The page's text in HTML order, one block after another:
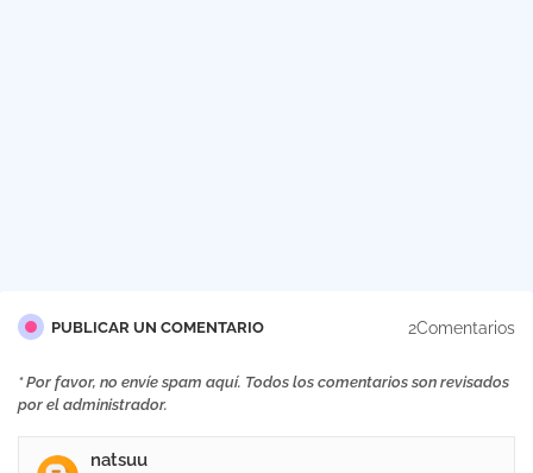
PUBLICAR UN COMENTARIO 2Comentarios
* Por favor, no envíe spam aquí. Todos los comentarios son revisados
por el administrador.
natsuu